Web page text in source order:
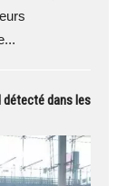
détecté dans les